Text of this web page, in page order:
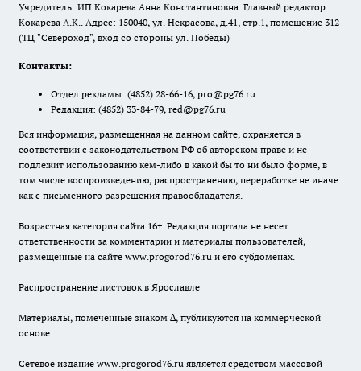
Учредитель: ИП Кокарева Анна Константиновна. Главный редактор:
Кокарева А.К.. Адрес: 150040, ул. Некрасова, д.41, стр.1, помещение 312
(ТЦ "Североход", вход со стороны ул. Победы)
Контакты:
Отдел рекламы: (4852) 28-66-16, pro@pg76.ru
Редакция: (4852) 33-84-79, red@pg76.ru
Вся информация, размещенная на данном сайте, охраняется в
соответствии с законодательством РФ об авторском праве и не
подлежит использованию кем-либо в какой бы то ни было форме, в
том числе воспроизведению, распространению, переработке не иначе
как с письменного разрешения правообладателя.
Возрастная категория сайта 16+. Редакция портала не несет
ответственности за комментарии и материалы пользователей,
размещенные на сайте www.progorod76.ru и его субдоменах.
Распространение листовок в Ярославле
Материалы, помеченные знаком ∆, публикуются на коммерческой
основе
Сетевое издание www.progorod76.ru является средством массовой